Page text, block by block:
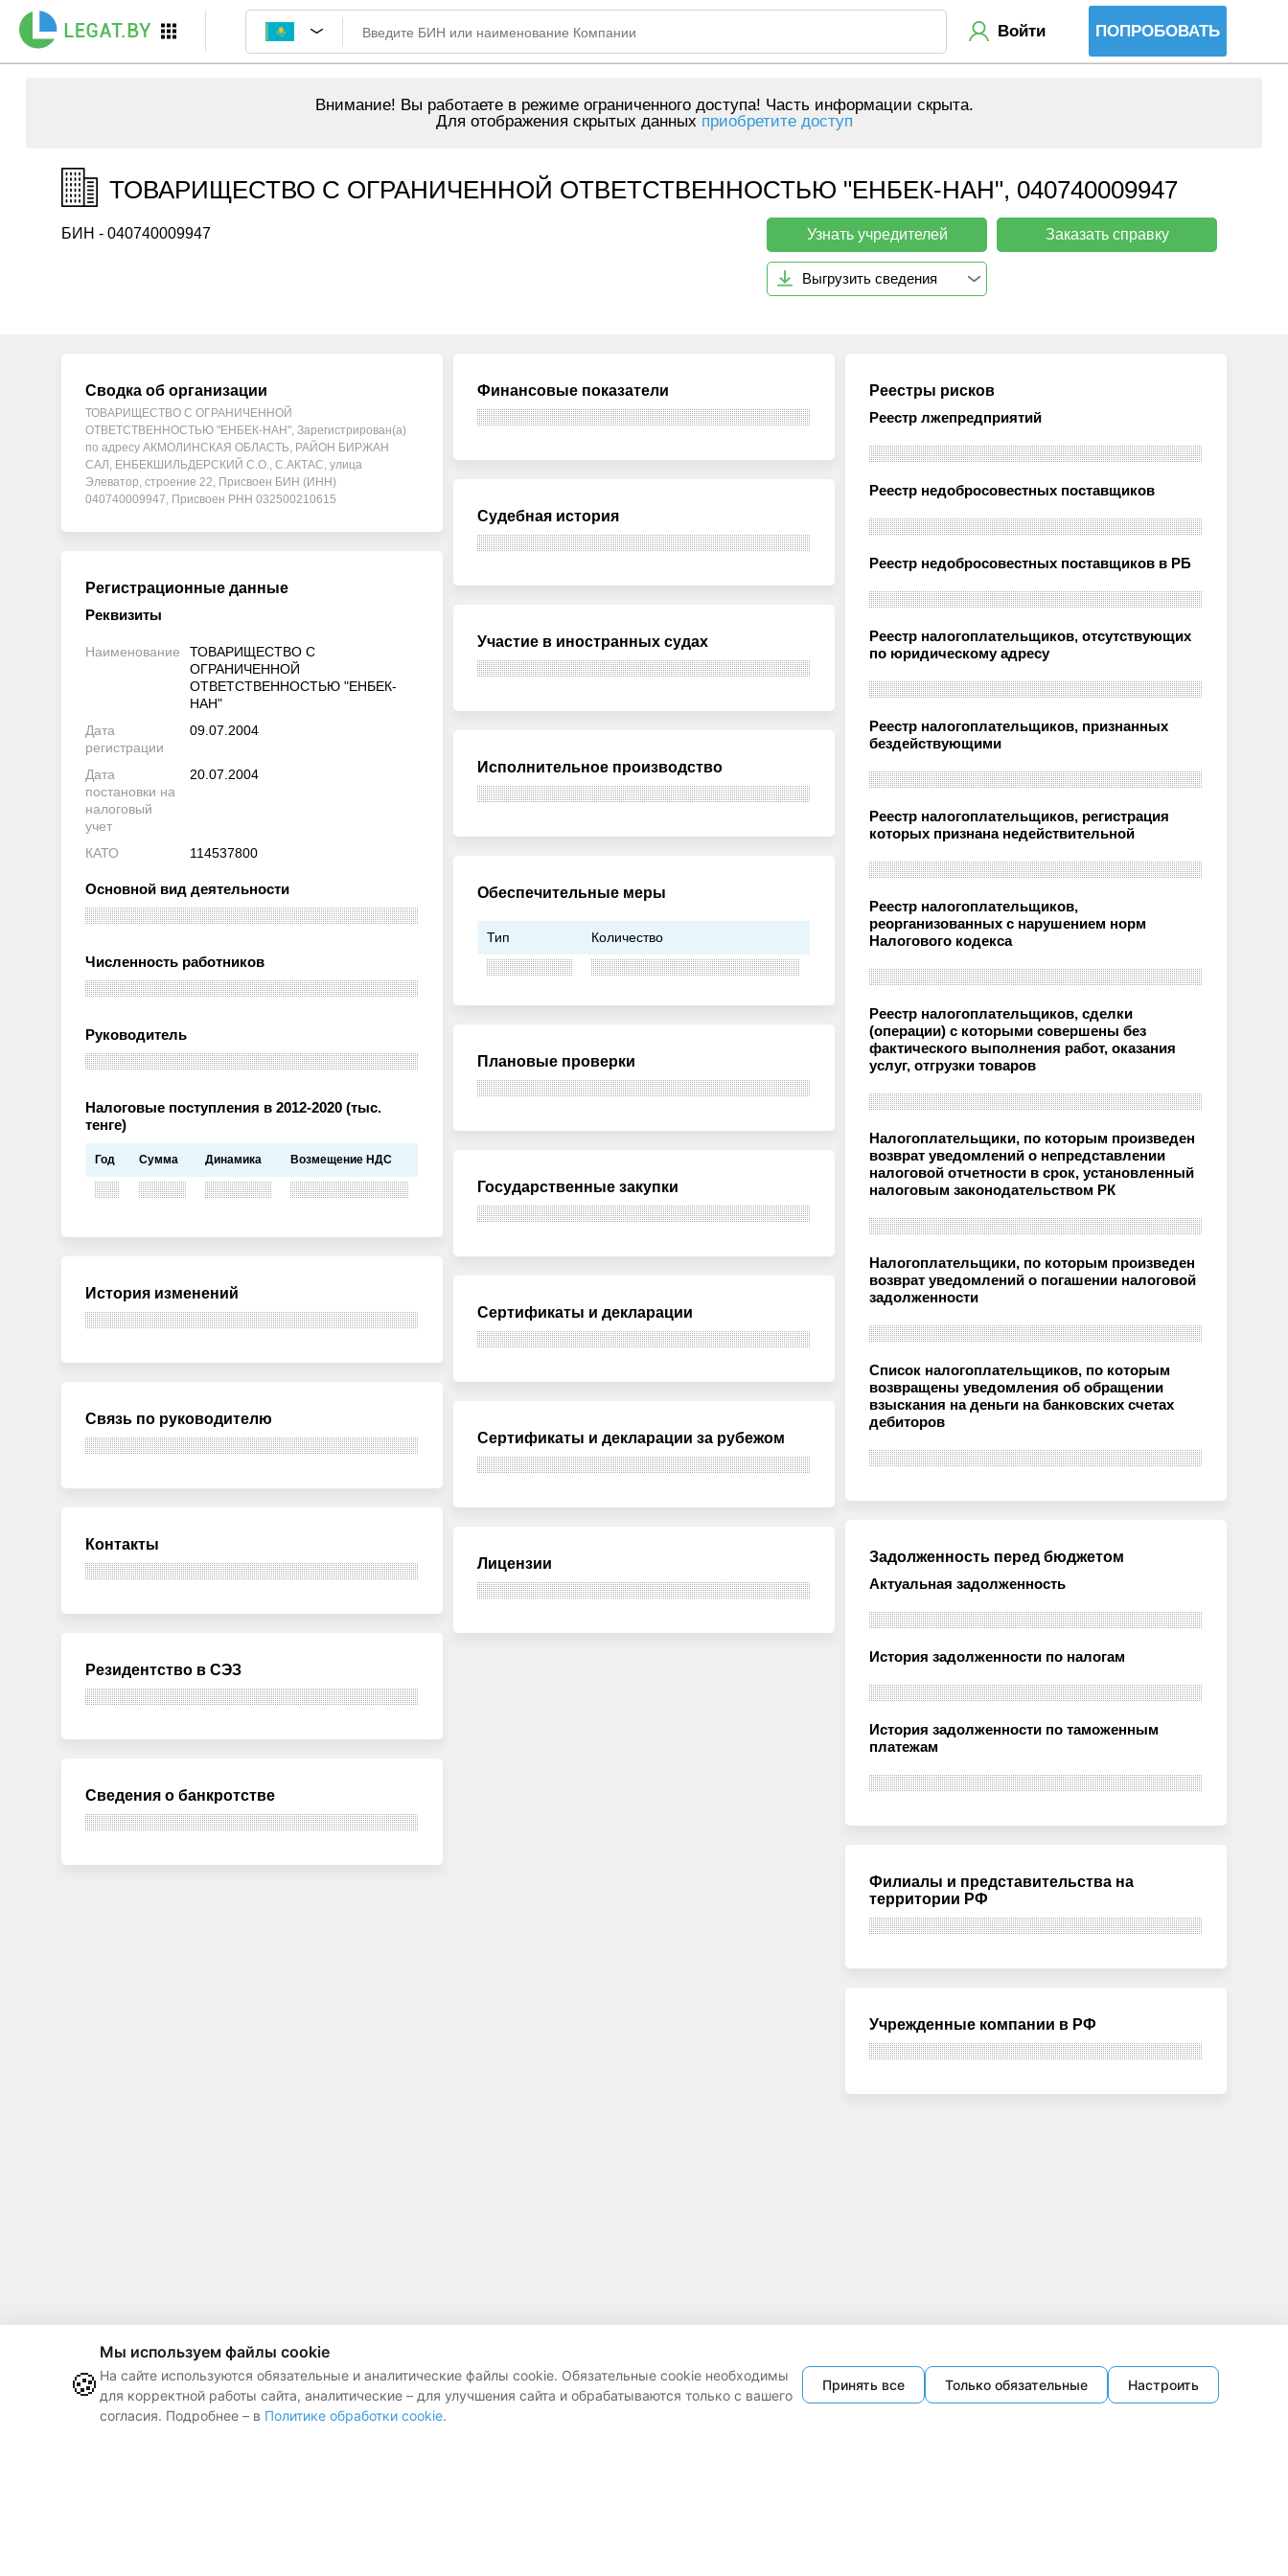
Войти ПОПРОБОВАТЬ
Внимание! Вы работаете в режиме ограниченного доступа! Часть информации скрыта.
Для отображения скрытых данных приобретите доступ
ТОВАРИЩЕСТВО С ОГРАНИЧЕННОЙ ОТВЕТСТВЕННОСТЬЮ "ЕНБЕК-НАН", 040740009947
БИН - 040740009947 Узнать учредителей Заказать справку
Выгрузить сведения
Сводка об организации
ТОВАРИЩЕСТВО С ОГРАНИЧЕННОЙ
ОТВЕТСТВЕННОСТЬЮ "ЕНБЕК-НАН", Зарегистрирован(а)
по адресу АКМОЛИНСКАЯ ОБЛАСТЬ, РАЙОН БИРЖАН
САЛ, ЕНБЕКШИЛЬДЕРСКИЙ С.О., С.АКТАС, улица
Элеватор, строение 22, Присвоен БИН (ИНН)
040740009947, Присвоен РНН 032500210615
Регистрационные данные
Реквизиты
Наименование
ТОВАРИЩЕСТВО С
ОГРАНИЧЕННОЙ
ОТВЕТСТВЕННОСТЬЮ "ЕНБЕК-
НАН"
Дата
регистрации
09.07.2004
Дата
постановки на
налоговый
учет
20.07.2004
КАТО 114537800
Основной вид деятельности
Численность работников
Руководитель
Налоговые поступления в 2012-2020 (тыс.
тенге)
Год Сумма Динамика Возмещение НДС
История изменений
Связь по руководителю
Контакты
Резидентство в СЭЗ
Сведения о банкротстве
Финансовые показатели
Судебная история
Участие в иностранных судах
Исполнительное производство
Обеспечительные меры
Тип Количество
Плановые проверки
Государственные закупки
Сертификаты и декларации
Сертификаты и декларации за рубежом
Лицензии
Реестры рисков
Реестр лжепредприятий
Реестр недобросовестных поставщиков
Реестр недобросовестных поставщиков в РБ
Реестр налогоплательщиков, отсутствующих
по юридическому адресу
Реестр налогоплательщиков, признанных
бездействующими
Реестр налогоплательщиков, регистрация
которых признана недействительной
Реестр налогоплательщиков,
реорганизованных с нарушением норм
Налогового кодекса
Реестр налогоплательщиков, сделки
(операции) с которыми совершены без
фактического выполнения работ, оказания
услуг, отгрузки товаров
Налогоплательщики, по которым произведен
возврат уведомлений о непредставлении
налоговой отчетности в срок, установленный
налоговым законодательством РК
Налогоплательщики, по которым произведен
возврат уведомлений о погашении налоговой
задолженности
Список налогоплательщиков, по которым
возвращены уведомления об обращении
взыскания на деньги на банковских счетах
дебиторов
Задолженность перед бюджетом
Актуальная задолженность
История задолженности по налогам
История задолженности по таможенным
платежам
Филиалы и представительства на
территории РФ
Учрежденные компании в РФ
🍪
Мы используем файлы cookie
На сайте используются обязательные и аналитические файлы cookie. Обязательные cookie необходимы
для корректной работы сайта, аналитические – для улучшения сайта и обрабатываются только с вашего
согласия. Подробнее – в Политике обработки cookie.
Принять все Только обязательные Настроить